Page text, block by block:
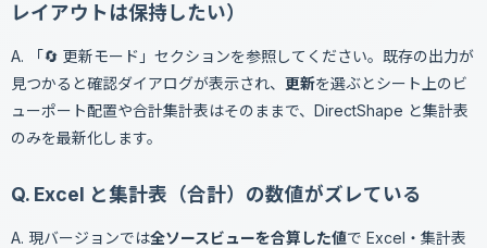
レイアウトは保持したい）
A. 「🔄 更新モード」セクションを参照してください。既存の出力が
見つかると確認ダイアログが表示され、 更新を選ぶとシート上のビ
ューポート配置や合計集計表はそのままで、DirectShape と集計表
のみを最新化します。
Q. Excel と集計表（合計）の数値がズレている
A. 現バージョンでは全ソースビューを合算した値で Excel・集計表